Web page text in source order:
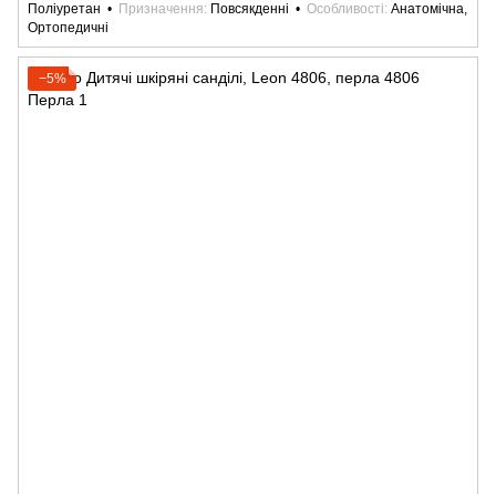
Поліуретан
Призначення Повсякденні Особливості Анатомічна,
Ортопедичні
−5%